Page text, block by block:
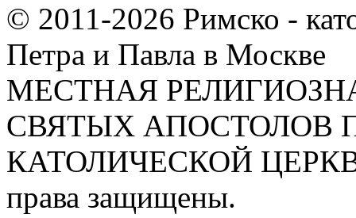
© 2011-2026 Римско -
Петра и Павла в Москве
МЕСТНАЯ
СВЯТЫХ АПОСТОЛОВ
КАТОЛИЧЕСКОЙ
права защищены.